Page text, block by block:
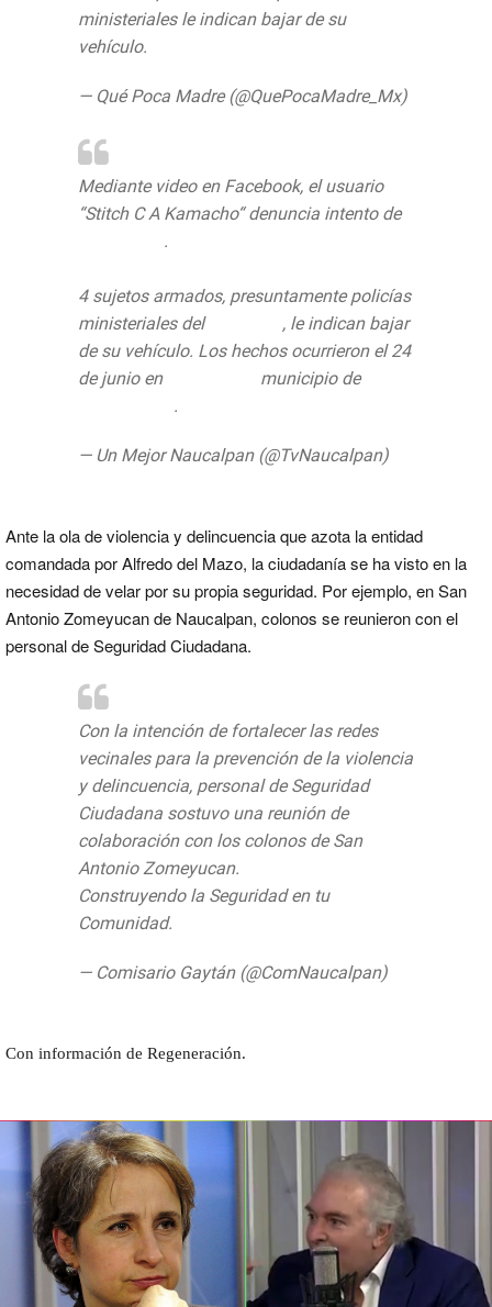
ministeriales le indican bajar de su
vehículo.
— Qué Poca Madre (@QuePocaMadre_Mx)
Mediante video en Facebook, el usuario
“Stitch C A Kamacho“ denuncia intento de
.
4 sujetos armados, presuntamente policías
ministeriales del
, le indican bajar
de su vehículo. Los hechos ocurrieron el 24
de junio en
municipio de
.
— Un Mejor Naucalpan (@TvNaucalpan)
Ante la ola de violencia y delincuencia que azota la entidad
comandada por Alfredo del Mazo, la ciudadanía se ha visto en la
necesidad de velar por su propia seguridad. Por ejemplo, en San
Antonio Zomeyucan de Naucalpan, colonos se reunieron con el
personal de Seguridad Ciudadana.
Con la intención de fortalecer las redes
vecinales para la prevención de la violencia
y delincuencia, personal de Seguridad
Ciudadana sostuvo una reunión de
colaboración con los colonos de San
Antonio Zomeyucan.
Construyendo la Seguridad en tu
Comunidad.
— Comisario Gaytán (@ComNaucalpan)
Con información de Regeneración.